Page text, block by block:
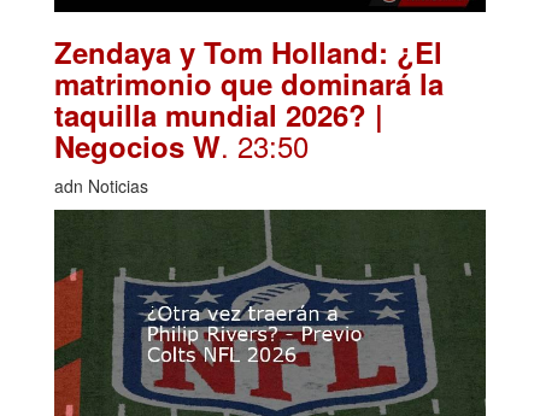
Zendaya y Tom Holland: ¿El
matrimonio que dominará la
taquilla mundial 2026? |
Negocios W. 23:50
adn Noticias